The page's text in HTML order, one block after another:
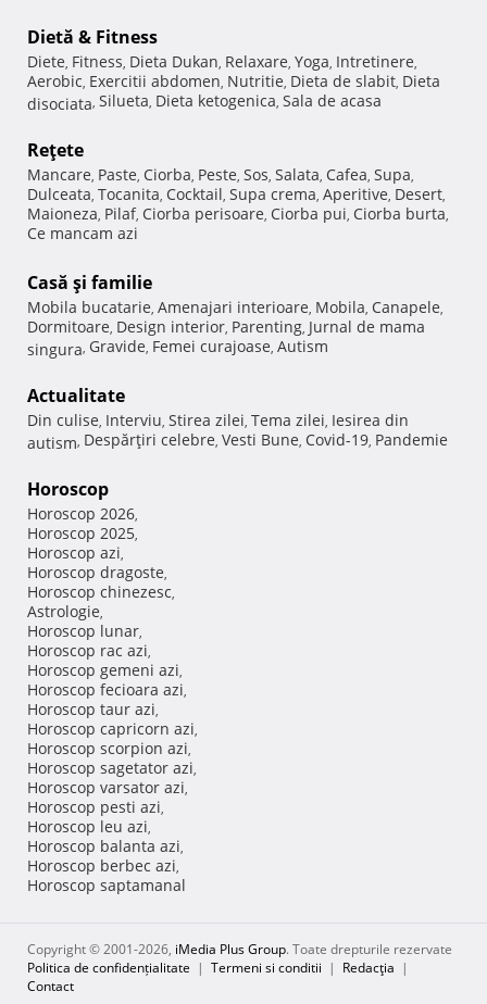
Dietă & Fitness
Diete, Fitness, Dieta Dukan, Relaxare, Yoga, Intretinere,
Aerobic, Exercitii abdomen, Nutritie, Dieta de slabit, Dieta
disociata, Silueta, Dieta ketogenica, Sala de acasa
Reţete
Mancare, Paste, Ciorba, Peste, Sos, Salata, Cafea, Supa,
Dulceata, Tocanita, Cocktail, Supa crema, Aperitive, Desert,
Maioneza, Pilaf, Ciorba perisoare, Ciorba pui, Ciorba burta,
Ce mancam azi
Casă şi familie
Mobila bucatarie, Amenajari interioare, Mobila, Canapele,
Dormitoare, Design interior, Parenting, Jurnal de mama
singura, Gravide, Femei curajoase, Autism
Actualitate
Din culise, Interviu, Stirea zilei, Tema zilei, Iesirea din
autism, Despărţiri celebre, Vesti Bune, Covid-19, Pandemie
Horoscop
Horoscop 2026,
Horoscop 2025,
Horoscop azi,
Horoscop dragoste,
Horoscop chinezesc,
Astrologie,
Horoscop lunar,
Horoscop rac azi,
Horoscop gemeni azi,
Horoscop fecioara azi,
Horoscop taur azi,
Horoscop capricorn azi,
Horoscop scorpion azi,
Horoscop sagetator azi,
Horoscop varsator azi,
Horoscop pesti azi,
Horoscop leu azi,
Horoscop balanta azi,
Horoscop berbec azi,
Horoscop saptamanal
Copyright © 2001-2026, iMedia Plus Group. Toate drepturile rezervate
Politica de confidențialitate | Termeni si conditii | Redacţia |
Contact